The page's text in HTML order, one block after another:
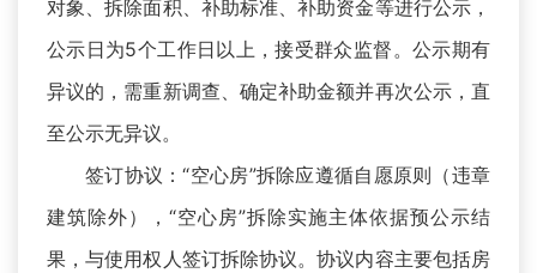
对象、拆除面积、补助标准、补助资金等进行公示，
公示日为5个工作日以上，接受群众监督。公示期有
异议的，需重新调查、确定补助金额并再次公示，直
至公示无异议。
签订协议：“空心房”拆除应遵循自愿原则（违章
建筑除外），“空心房”拆除实施主体依据预公示结
果，与使用权人签订拆除协议。协议内容主要包括房